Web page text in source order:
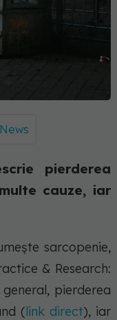
pierderea
cauze, iar
sarcopenie,
& Research:
pierderea
(link direct), iar